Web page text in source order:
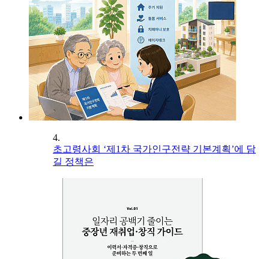
4.
초고령사회 ‘제1차 국가인구전략 기본계획’에 담
길 정책은